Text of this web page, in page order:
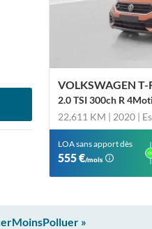
VOLKSWAGEN T-
2.0 TSI 300ch R
22,611 KM | 2020 |
LOA sans apport dès
555 €/mois
»